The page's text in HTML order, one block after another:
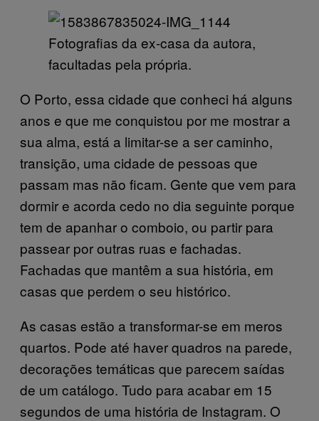
Fotografias da ex-casa da autora,
facultadas pela própria.
O Porto, essa cidade que conheci há alguns
anos e que me conquistou por me mostrar a
sua alma, está a limitar-se a ser caminho,
transição, uma cidade de pessoas que
passam mas não ficam. Gente que vem para
dormir e acorda cedo no dia seguinte porque
tem de apanhar o comboio, ou partir para
passear por outras ruas e fachadas.
Fachadas que mantêm a sua história, em
casas que perdem o seu histórico.
As casas estão a transformar-se em meros
quartos. Pode até haver quadros na parede,
decorações temáticas que parecem saídas
de um catálogo. Tudo para acabar em 15
segundos de uma história de Instagram. O